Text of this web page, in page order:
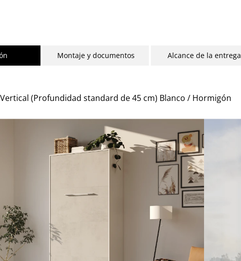
Montaje y documentos Alcance de la entrega
(Profundidad standard de 45 cm) Blanco / Hormigón